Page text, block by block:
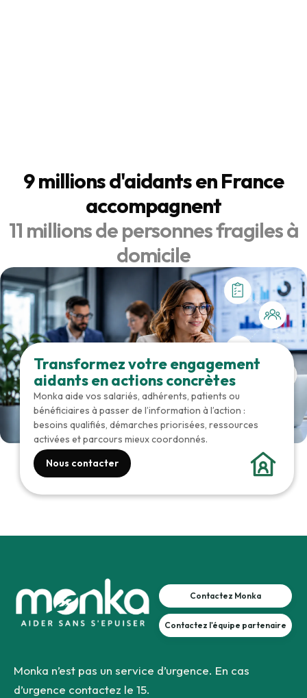
9 millions d'aidants en France
accompagnent
11 millions de personnes fragiles à
domicile
Transformez votre engagement
aidants en actions concrètes
Monka aide vos salariés, adhérents, patients ou
bénéficiaires à passer de l’information à l’action :
besoins qualifiés, démarches priorisées, ressources
activées et parcours mieux coordonnés.
Nous contacter
Contactez Monka
Contactez l'équipe partenaire
Monka n’est pas un service d’urgence. En cas
d’urgence contactez le 15.